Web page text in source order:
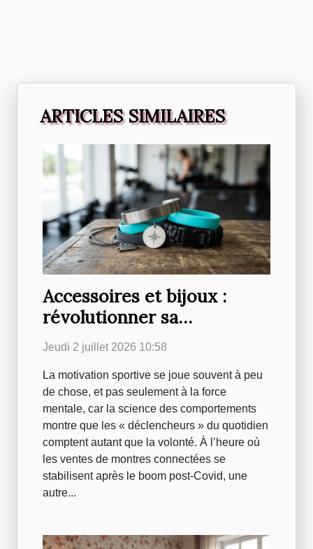
ARTICLES SIMILAIRES
Accessoires et bijoux :
révolutionner sa
motivation au sport en un
détail
Jeudi 2 juillet 2026 10:58
La motivation sportive se joue souvent à peu
de chose, et pas seulement à la force
mentale, car la science des comportements
montre que les « déclencheurs » du quotidien
comptent autant que la volonté. À l’heure où
les ventes de montres connectées se
stabilisent après le boom post-Covid, une
autre...